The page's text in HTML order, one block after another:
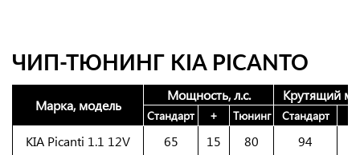
ЧИП-ТЮНИНГ KIA PICANTO
Марка, модель
Мощность, л.с. Крутящий
Стандарт + Тюнинг Стандарт
KIA Picanti 1.1 12V 65 15 80 94